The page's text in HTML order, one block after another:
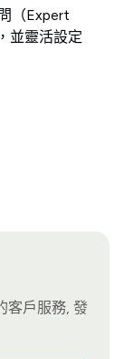
（Expert
並靈活設定
客戶服務, 發